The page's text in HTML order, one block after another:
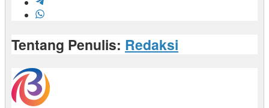
Tentang Penulis: Redaksi